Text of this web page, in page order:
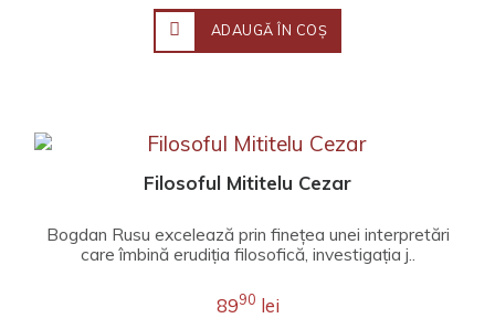
ADAUGĂ ÎN COŞ
Filosoful Mititelu Cezar
Bogdan Rusu excelează prin finețea unei interpretări
care îmbină erudiția filosofică, investigația j..
8990 lei